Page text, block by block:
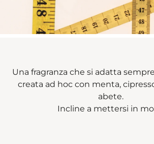
Una fragranza che si adatta
creata ad hoc con menta,
abete.
Incline a mettersi in